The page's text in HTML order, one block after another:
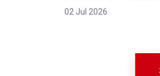
02 Jul 2026